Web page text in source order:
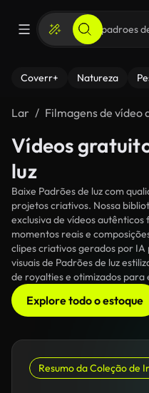
Coverr+ Natureza
Lar Filmagens de vídeo
Vídeos
luz
Baixe Padrões de luz com
projetos criativos. Nossa
exclusiva de vídeos
momentos reais e
clipes criativos gerados por
visuais de Padrões de luz
de royalties e otimizados para
Explore todo o estoque
Resumo da Coleção de